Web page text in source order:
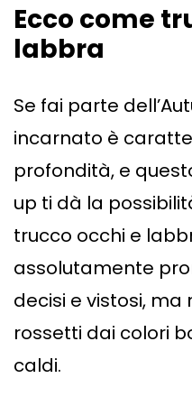
Ecco come
labbra
Se fai parte
incarnato è
profondità, e
up ti dà la
trucco occhi e
assolutamente
decisi e vistosi,
rossetti dai colori
caldi.